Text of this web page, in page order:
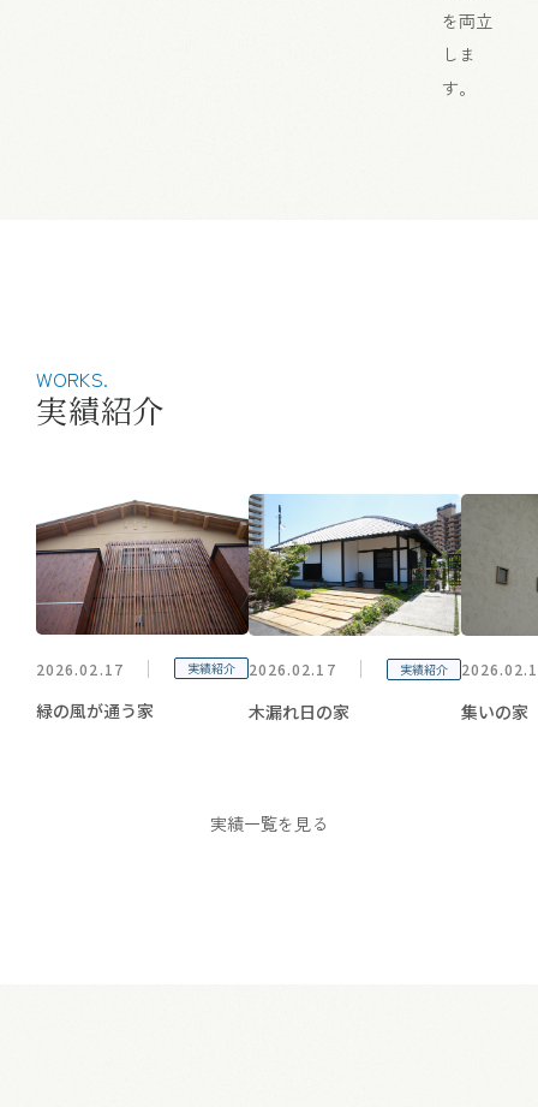
を両立
しま
す。
WORKS.
実績紹介
2026.02.17 実績紹介
緑の風が通う家
2026.02.17 実績紹介
木漏れ日の家 集いの家
実績一覧を見る